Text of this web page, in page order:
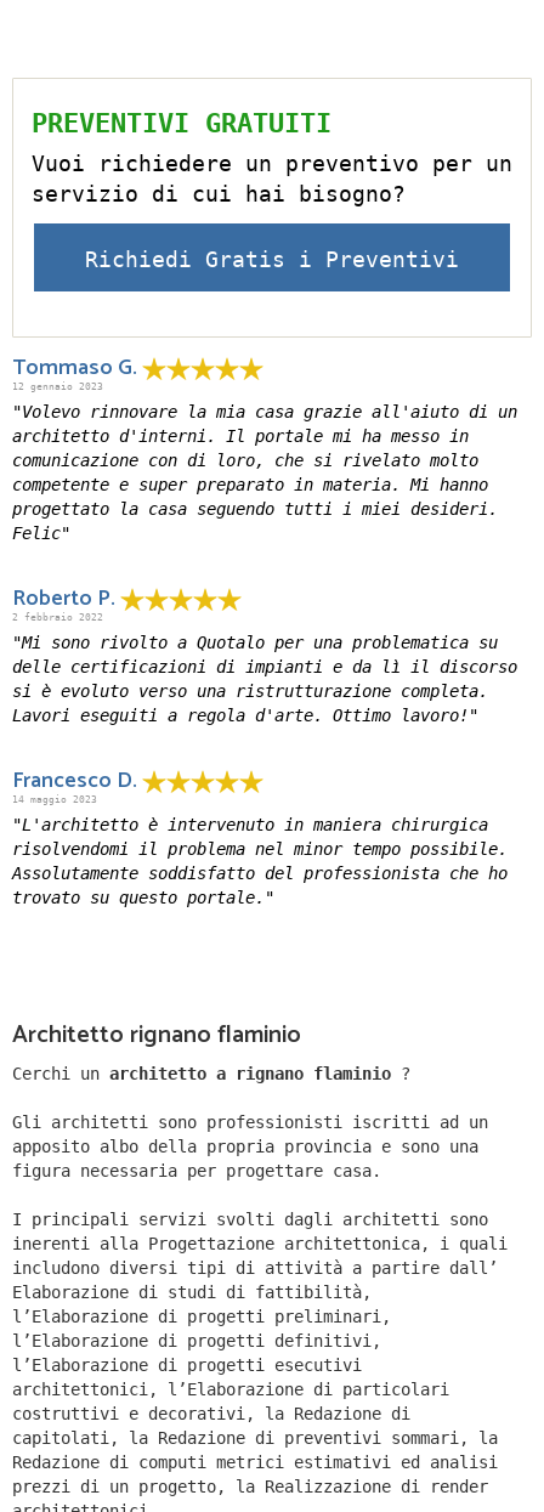
PREVENTIVI GRATUITI
Vuoi richiedere un preventivo per un
servizio di cui hai bisogno?
Richiedi Gratis i Preventivi
Tommaso G.
12 gennaio 2023
"Volevo rinnovare la mia casa grazie all'aiuto di un
architetto d'interni. Il portale mi ha messo in
comunicazione con di loro, che si rivelato molto
competente e super preparato in materia. Mi hanno
progettato la casa seguendo tutti i miei desideri.
Felic"
Roberto P.
2 febbraio 2022
"Mi sono rivolto a Quotalo per una problematica su
delle certificazioni di impianti e da lì il discorso
si è evoluto verso una ristrutturazione completa.
Lavori eseguiti a regola d'arte. Ottimo lavoro!"
Francesco D.
14 maggio 2023
"L'architetto è intervenuto in maniera chirurgica
risolvendomi il problema nel minor tempo possibile.
Assolutamente soddisfatto del professionista che ho
trovato su questo portale."
Architetto rignano flaminio
Cerchi un architetto a rignano flaminio ?
Gli architetti sono professionisti iscritti ad un
apposito albo della propria provincia e sono una
figura necessaria per progettare casa.
I principali servizi svolti dagli architetti sono
inerenti alla Progettazione architettonica, i quali
includono diversi tipi di attività a partire dall’
Elaborazione di studi di fattibilità,
l’Elaborazione di progetti preliminari,
l’Elaborazione di progetti definitivi,
l’Elaborazione di progetti esecutivi
architettonici, l’Elaborazione di particolari
costruttivi e decorativi, la Redazione di
capitolati, la Redazione di preventivi sommari, la
Redazione di computi metrici estimativi ed analisi
prezzi di un progetto, la Realizzazione di render